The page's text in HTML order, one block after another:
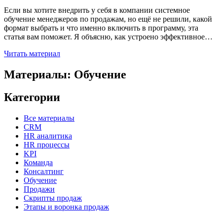
Если вы хотите внедрить у себя в компании системное
обучение менеджеров по продажам, но ещё не решили, какой
формат выбрать и что именно включить в программу, эта
статья вам поможет. Я объясню, как устроено эффективное…
Читать материал
Материалы: Обучение
Категории
Все материалы
CRM
HR аналитика
HR процессы
KPI
Команда
Консалтинг
Обучение
Продажи
Скрипты продаж
Этапы и воронка продаж